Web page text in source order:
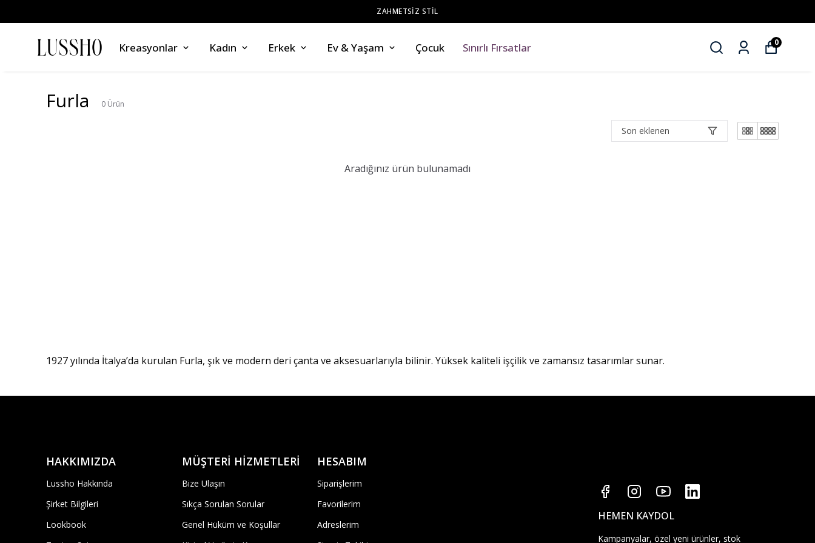
ZAHMETSİZ STİL
Kreasyonlar Kadın Erkek Ev & Yaşam Çocuk Sınırlı Fırsatlar 0
Furla 0 Ürün
Son eklenen
Aradığınız ürün bulunamadı
1927 yılında İtalya’da kurulan Furla, şık ve modern deri çanta ve aksesuarlarıyla bilinir. Yüksek kaliteli işçilik ve zamansız tasarımlar sunar.
HAKKIMIZDA
Lussho Hakkında
Şirket Bilgileri
Lookbook
MÜŞTERİ HİZMETLERİ
Bize Ulaşın
Sıkça Sorulan Sorular
Genel Hüküm ve Koşullar
HESABIM
Siparişlerim
Favorilerim
Adreslerim
HEMEN KAYDOL
Kampanyalar, özel yeni ürünler, stok